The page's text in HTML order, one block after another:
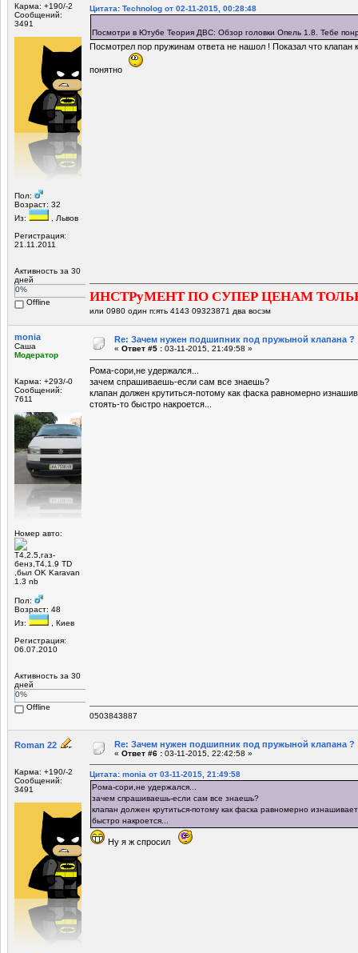
Карма: +190/-2
Сообщений:
3491
Пол:
Возраст: 32
Из:
, Львов
Регистрация:
21.11.2011
Активность за 30
дней
0%
Offline
Цитата: Technolog от 02-11-2015, 00:28:48
Посмотри в Ютубе Теория ДВС: Обзор головки Опель 1.8. Тебе
Посмотрел пор пружинам ответа не нашол ! Показал что клапан
понятно
ИНСТРуМЕНТ ПО СУПЕР ЦЕНАМ
или 0980 один п:ять 4143 09323871 два восэм
monia
Саша
Модератор
Карма: +293/-0
Сообщений:
7611
Номер авто:
Т4,2.5,газ-
бенз,Т4,1.9 TD
,был OK Karavan
1.3 nb
Пол:
Возраст: 48
Из:
, Киев
Регистрация:
06.07.2010
Активность за 30
дней
0%
Offline
Re: Зачем нужен подшипник под пружыной клапана ?
« Ответ #5 : 03-11-2015, 21:49:58 »
Рома-сори,не удержался...
зачем спрашиваешь-если сам все знаешь?
клапан должен крутиться-потому как фаска равномерно
стоять-то быстро накроется...
0503843887
Roman 22
Карма: +190/-2
Сообщений:
3491
Re: Зачем нужен подшипник под пружыной клапана ?
« Ответ #6 : 03-11-2015, 22:42:58 »
Цитата: monia от 03-11-2015, 21:49:58
Рома-сори,не удержался...
зачем спрашиваешь-если сам все знаешь?
клапан должен крутиться-потому как фаска равномерно
быстро накроется...
Ну я ж спросил